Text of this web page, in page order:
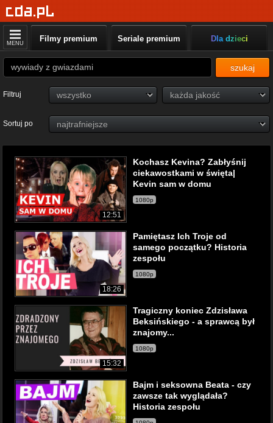
MENU Filmy premium Seriale premium Dla dzieci
szukaj
Filtruj
Sortuj po
12:51
Kochasz Kevina? Zabłyśnij
ciekawostkami w święta|
Kevin sam w domu
1080p
18:26
Pamiętasz Ich Troje od
samego początku? Historia
zespołu
1080p
15:32
Tragiczny koniec Zdzisława
Beksińskiego - a sprawcą był
znajomy...
1080p
Bajm i seksowna Beata - czy
zawsze tak wyglądała?
Historia zespołu